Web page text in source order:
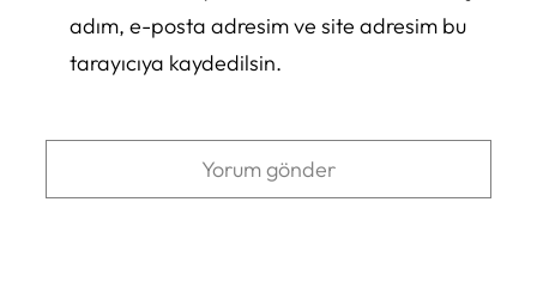
adım, e-posta adresim ve site adresim bu
tarayıcıya kaydedilsin.